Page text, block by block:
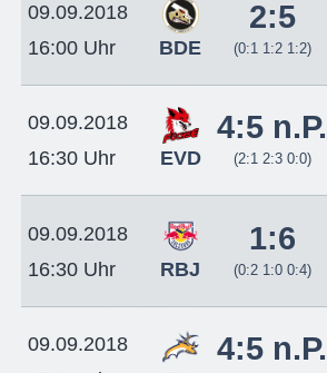
09.09.2018
16:00 Uhr
BDE
2:5
(0:1 1:2 1:2)
09.09.2018
16:30 Uhr
EVD
4:5 n.P.
(2:1 2:3 0:0)
09.09.2018
16:30 Uhr
RBJ
1:6
(0:2 1:0 0:4)
09.09.2018
4:5 n.P.